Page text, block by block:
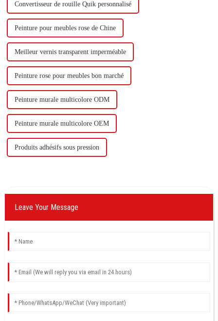
Convertisseur de rouille Quik personnalisé
Peinture pour meubles rose de Chine
Meilleur vernis transparent imperméable
Peinture rose pour meubles bon marché
Peinture murale multicolore ODM
Peinture murale multicolore OEM
Produits adhésifs sous pression
Leave Your Message